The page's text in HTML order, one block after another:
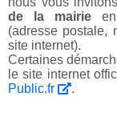
de la mairie
(adresse postale,
site internet).
Certaines
le site internet
Public.fr
.